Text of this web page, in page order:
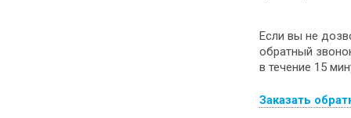
Если вы не
обратный
в течение 15
Заказать